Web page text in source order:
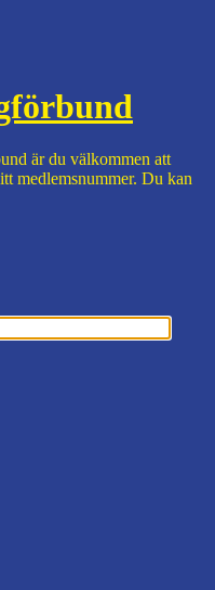
är du välkommen att
medlemsnummer. Du kan